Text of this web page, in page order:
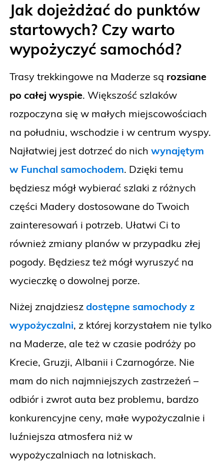
Jak dojeżdżać do punktów
startowych? Czy warto
wypożyczyć samochód?
Trasy trekkingowe na Maderze są rozsiane
po całej wyspie. Większość szlaków
rozpoczyna się w małych miejscowościach
na południu, wschodzie i w centrum wyspy.
Najłatwiej jest dotrzeć do nich wynajętym
w Funchal samochodem. Dzięki temu
będziesz mógł wybierać szlaki z różnych
części Madery dostosowane do Twoich
zainteresowań i potrzeb. Ułatwi Ci to
również zmiany planów w przypadku złej
pogody. Będziesz też mógł wyruszyć na
wycieczkę o dowolnej porze.
Niżej znajdziesz dostępne samochody z
wypożyczalni, z której korzystałem nie tylko
na Maderze, ale też w czasie podróży po
Krecie, Gruzji, Albanii i Czarnogórze. Nie
mam do nich najmniejszych zastrzeżeń –
odbiór i zwrot auta bez problemu, bardzo
konkurencyjne ceny, małe wypożyczalnie i
luźniejsza atmosfera niż w
wypożyczalniach na lotniskach.